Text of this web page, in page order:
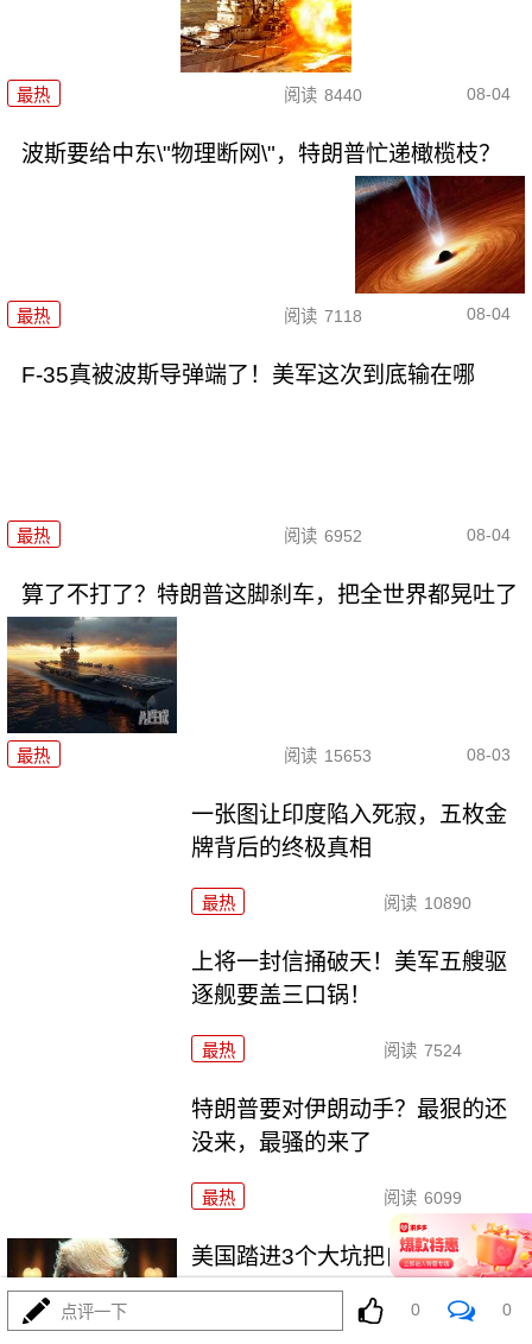
最热 阅读 8440 08-04
波斯要给中东\"物理断网\"，特朗普忙递橄榄枝？
最热 阅读 7118 08-04
F-35真被波斯导弹端了！美军这次到底输在哪
最热 阅读 6952 08-04
算了不打了？特朗普这脚刹车，把全世界都晃吐了
最热 阅读 15653 08-03
一张图让印度陷入死寂，五枚金
牌背后的终极真相
最热 阅读 10890
上将一封信捅破天！美军五艘驱
逐舰要盖三口锅！
最热 阅读 7524
特朗普要对伊朗动手？最狠的还
没来，最骚的来了
最热 阅读 6099
美国踏进3个大坑把自己埋了！恐
怕一个都爬不出
点评一下 0 0